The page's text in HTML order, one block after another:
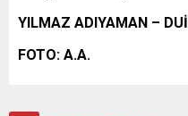
YILMAZ ADIYAMAN –
FOTO: A.A.